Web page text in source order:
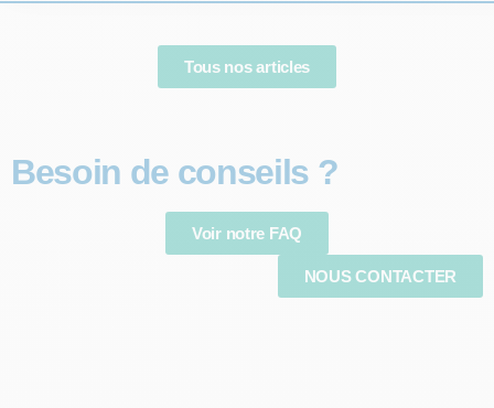
Tous nos articles
Besoin de conseils ?
Voir notre FAQ
NOUS CONTACTER